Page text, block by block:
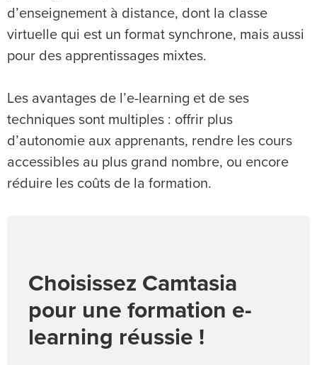
d’enseignement à distance, dont la classe
virtuelle qui est un format synchrone, mais aussi
pour des apprentissages mixtes.
Les avantages de l’e-learning et de ses
techniques sont multiples : offrir plus
d’autonomie aux apprenants, rendre les cours
accessibles au plus grand nombre, ou encore
réduire les coûts de la formation.
Choisissez Camtasia
pour une formation e-
learning réussie !